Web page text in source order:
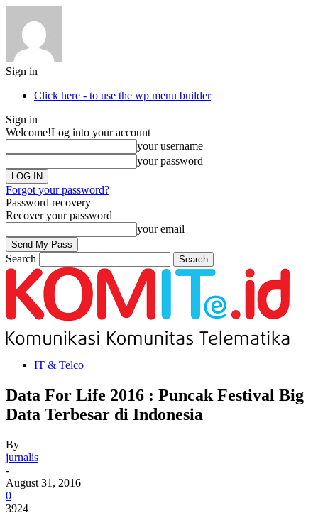
Sign in
Click here - to use the wp menu builder
Sign in
Welcome!Log into your account
your username
your password
Forgot your password?
Password recovery
Recover your password
your email
Search
IT & Telco
Data For Life 2016 : Puncak Festival Big
Data Terbesar di Indonesia
By
jurnalis
-
August 31, 2016
0
3924